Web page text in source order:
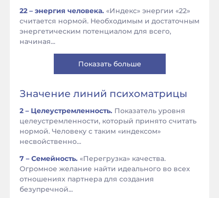
22 – энергия человека. «Индекс» энергии «22»
считается нормой. Необходимым и достаточным
энергетическим потенциалом для всего,
начиная...
Показать больше
Значение линий психоматрицы
2 – Целеустремленность. Показатель уровня
целеустремленности, который принято считать
нормой. Человеку с таким «индексом»
несвойственно...
7 – Семейность. «Перегрузка» качества.
Огромное желание найти идеального во всех
отношениях партнера для создания
безупречной...